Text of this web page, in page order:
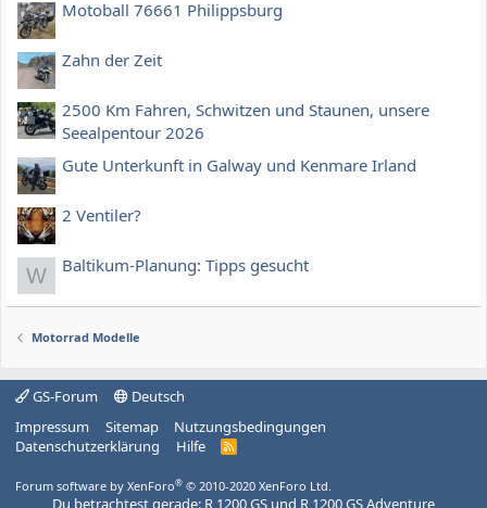
Motoball 76661 Philippsburg
Zahn der Zeit
2500 Km Fahren, Schwitzen und Staunen, unsere
Seealpentour 2026
Gute Unterkunft in Galway und Kenmare Irland
2 Ventiler?
W Baltikum-Planung: Tipps gesucht
Motorrad Modelle
GS-Forum
Deutsch
Impressum
Sitemap
Nutzungsbedingungen
Datenschutzerklärung
Hilfe
R
Forum software by XenForo® © 2010-2020 XenForo Ltd.
Du betrachtest gerade: R 1200 GS und R 1200 GS Adventure